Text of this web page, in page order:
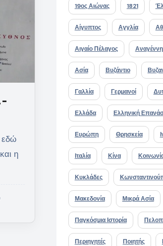
η
19ος Αιώνας 1821
Αίγυπτος Αγγλία
Αιγαίο Πέλαγος
Ασία Βυζάντιο
Γαλλία Γερμανοί
Ελλάδα Ελληνική
Ευρώπη Θρησκεία
Ιταλία Κίνα
Κυκλάδες
Μακεδονία Μικρά Ασία
Παγκόσμια Ιστορία
Περιηγητές Ποιητής